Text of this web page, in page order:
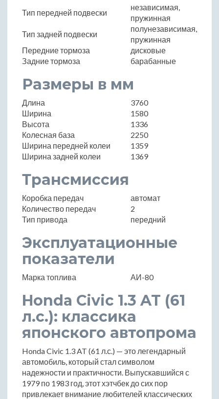
Тип передней подвески
независимая,
пружинная
Тип задней подвески
полунезависимая,
пружинная
Передние тормоза
дисковые
Задние тормоза
барабанные
Размеры в мм
Длина
3760
Ширина
1580
Высота
1336
Колесная база
2250
Ширина передней колеи
1359
Ширина задней колеи
1369
Трансмиссия
Коробка передач
автомат
Количество передач
2
Тип привода
передний
Эксплуатационные
показатели
Марка топлива АИ-80
Honda Civic 1.3 AT (61
л.с.): классика
японского автопрома
Honda Civic 1.3 AT (61 л.с.) — это легендарный
автомобиль, который стал символом
надежности и практичности. Выпускавшийся с
1979 по 1983 год, этот хэтчбек до сих пор
привлекает внимание любителей классических